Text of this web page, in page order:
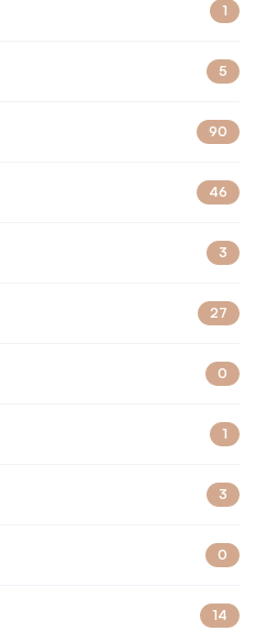
1
5
90
46
3
27
0
1
3
0
14